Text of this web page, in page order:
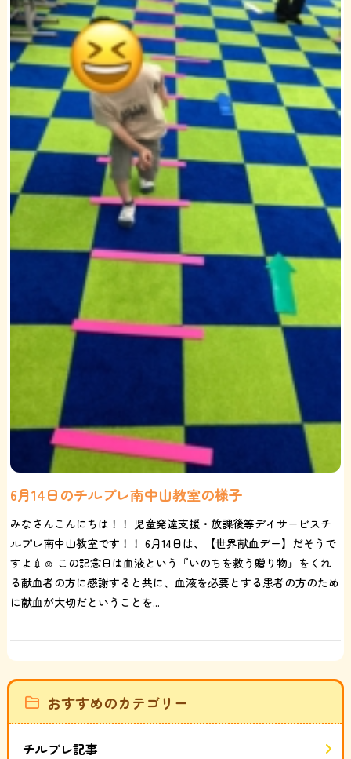
6月14日のチルプレ南中山教室の様子
みなさんこんにちは！！ 児童発達支援・放課後等デイサービスチ
ルプレ南中山教室です！！ 6月14日は、【世界献血デー】だそうで
すよ💉☺️ この記念日は血液という『いのちを救う贈り物』をくれ
る献血者の方に感謝すると共に、血液を必要とする患者の方のため
に献血が大切だということを...
おすすめのカテゴリー
チルプレ記事